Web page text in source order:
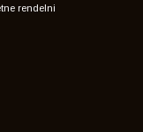
rendelni